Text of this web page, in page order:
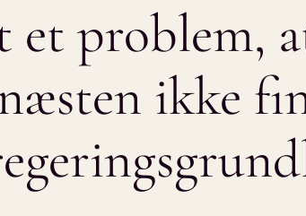
et problem,
ikke